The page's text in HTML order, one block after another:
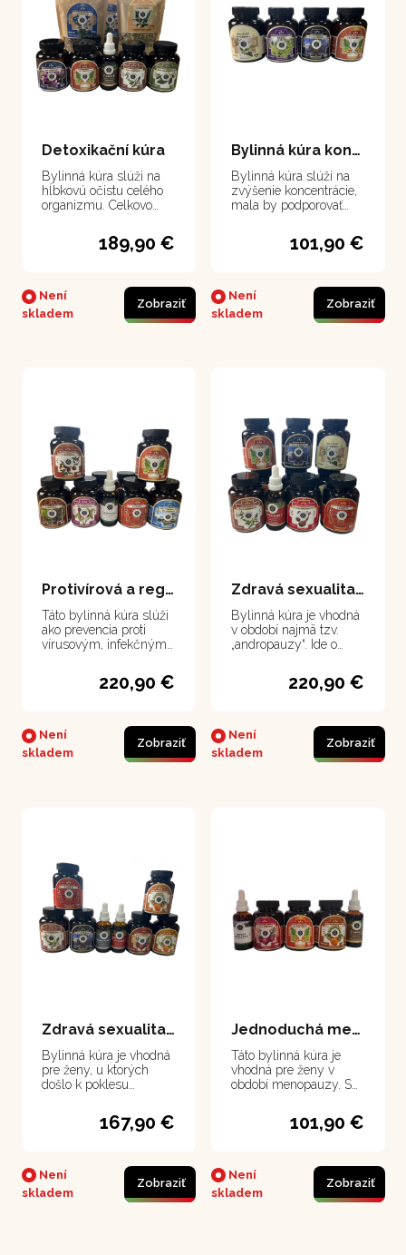
Detoxikační kúra
Bylinná kúra slúži na
hĺbkovú očistu celého
organizmu. Celkovo
vírusových a
infekčných
psychiku.
189,90 €
Není
skladem
Zobraziť
Bylinná kúra koncentrácia, pamäť, únava
Bylinná kúra slúži na
zvýšenie koncentrácie,
mala by podporovať
odstraňovaní únavy,
101,90 €
Není
skladem
Zobraziť
Protivírová a regeneračná kúra
Táto bylinná kúra slúži
ako prevencia proti
vírusovým, infekčným
microzápaloch v tele.
220,90 €
Není
skladem
Zobraziť
Zdravá sexualita muži
Bylinná kúra je vhodná
v období najmä tzv.
„andropauzy“. Ide o
hormónov v organizme,
ktorý sa môže prejaviť
220,90 €
Není
skladem
Zobraziť
Zdravá sexualita ženy
Bylinná kúra je vhodná
pre ženy, u ktorých
došlo k poklesu
dôvodu hormonálnych
alebo emocionálnych
organizme, ktorý sa
môže prejaviť už od 30.
rokov.
167,90 €
Není
skladem
Zobraziť
Jednoduchá menopauza a menštruácia
Táto bylinná kúra je
vhodná pre ženy v
období menopauzy. S
z týchto rastlín prejdete
týmto náročnejším
je potenie, návaly,
migrény alebo silnejšie
krvácanie či bolestivá
101,90 €
Není
skladem
Zobraziť